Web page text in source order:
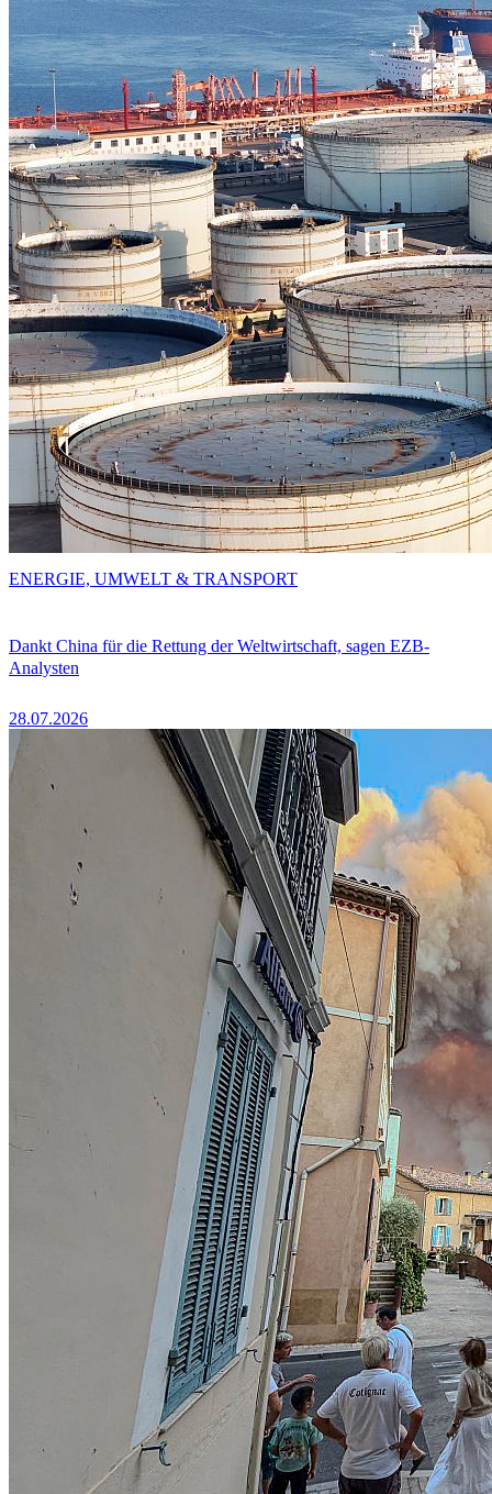
Dankt China für die Rettung der Weltwirtschaft, sagen EZB-
Analysten
28.07.2026
ENERGIE, UMWELT & TRANSPORT